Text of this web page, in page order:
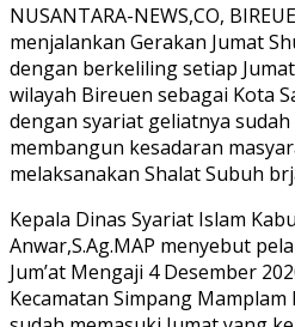
NUSANTARA-NEWS,CO,
menjalankan Gerakan Jumat
dengan berkeliling setiap
wilayah Bireuen sebagai Kota
dengan syariat geliatnya
membangun kesadaran
melaksanakan Shalat Subuh
Kepala Dinas Syariat Islam
Anwar,S.Ag.MAP menyebut
Jum’at Mengaji 4 Desember
Kecamatan Simpang